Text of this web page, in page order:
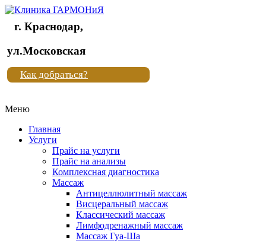
Клиника
"Новая
жизнь"
Клиника
жизнь"
г. Краснодар,
ул.Московская
Как добраться?
Меню
Главная
Услуги
Прайс на услуги
Прайс на анализы
Комплексная диагностика
Массаж
Антицеллюлитный массаж
Висцеральный массаж
Классический массаж
Лимфодренажный массаж
Массаж Гуа-Ша